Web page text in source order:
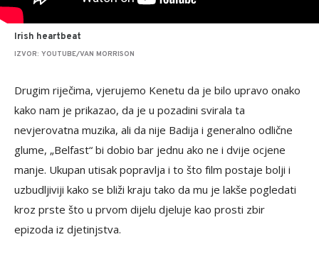
Irish heartbeat
IZVOR: YOUTUBE/VAN MORRISON
Drugim riječima, vjerujemo Kenetu da je bilo upravo onako
kako nam je prikazao, da je u pozadini svirala ta
nevjerovatna muzika, ali da nije Badija i generalno odlične
glume, „Belfast“ bi dobio bar jednu ako ne i dvije ocjene
manje. Ukupan utisak popravlja i to što film postaje bolji i
uzbudljiviji kako se bliži kraju tako da mu je lakše pogledati
kroz prste što u prvom dijelu djeluje kao prosti zbir
epizoda iz djetinjstva.